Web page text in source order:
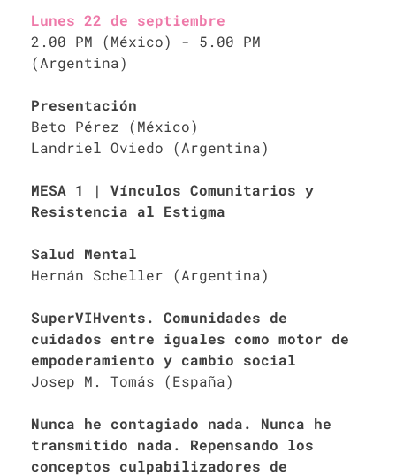
Lunes 22 de septiembre
2.00 PM (México) - 5.00 PM
(Argentina)
Presentación
Beto Pérez (México)
Landriel Oviedo (Argentina)
MESA 1 | Vínculos Comunitarios y
Resistencia al Estigma
Salud Mental
Hernán Scheller (Argentina)
SuperVIHvents. Comunidades de
cuidados entre iguales como motor de
empoderamiento y cambio social
Josep M. Tomás (España)
Nunca he contagiado nada. Nunca he
transmitido nada. Repensando los
conceptos culpabilizadores de